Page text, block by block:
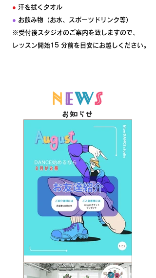
● 汗を拭くタオル
● お飲み物（お水、スポーツドリンク等）
※受付後スタジオのご案内を致しますので、
レッスン開始15 分前を目安にお越しください。
【KIDS】8月お友達紹介キャン